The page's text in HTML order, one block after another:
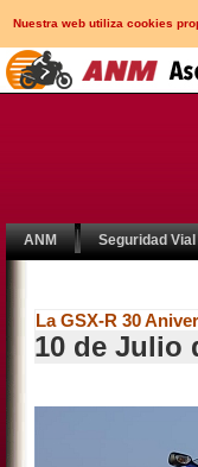
Nuestra web utiliza cookies
ANM Seguridad Vial
La GSX-R 30
10 de Julio